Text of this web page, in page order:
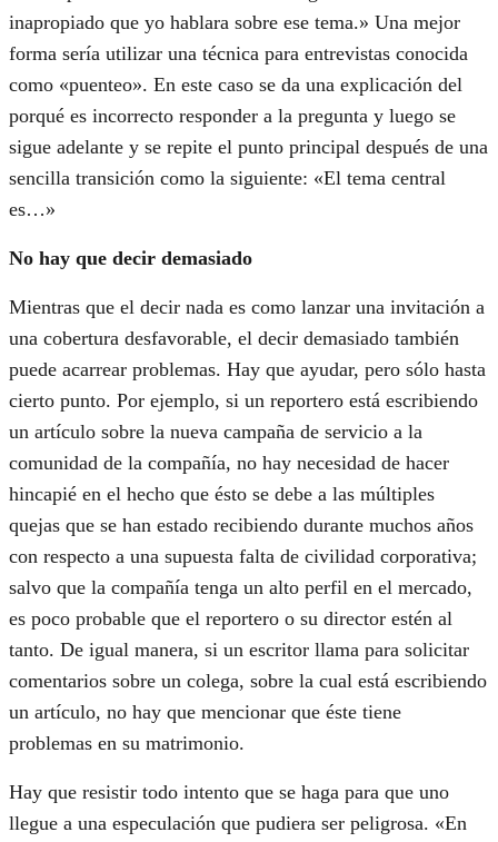
inapropiado que yo hablara sobre ese tema.» Una mejor
forma sería utilizar una técnica para entrevistas conocida
como «puenteo». En este caso se da una explicación del
porqué es incorrecto responder a la pregunta y luego se
sigue adelante y se repite el punto principal después de una
sencilla transición como la siguiente: «El tema central
es…»
No hay que decir demasiado
Mientras que el decir nada es como lanzar una invitación a
una cobertura desfavorable, el decir demasiado también
puede acarrear problemas. Hay que ayudar, pero sólo hasta
cierto punto. Por ejemplo, si un reportero está escribiendo
un artículo sobre la nueva campaña de servicio a la
comunidad de la compañía, no hay necesidad de hacer
hincapié en el hecho que ésto se debe a las múltiples
quejas que se han estado recibiendo durante muchos años
con respecto a una supuesta falta de civilidad corporativa;
salvo que la compañía tenga un alto perfil en el mercado,
es poco probable que el reportero o su director estén al
tanto. De igual manera, si un escritor llama para solicitar
comentarios sobre un colega, sobre la cual está escribiendo
un artículo, no hay que mencionar que éste tiene
problemas en su matrimonio.
Hay que resistir todo intento que se haga para que uno
llegue a una especulación que pudiera ser peligrosa. «En